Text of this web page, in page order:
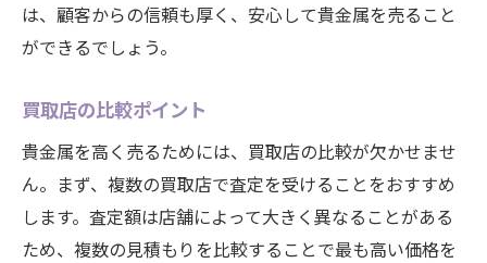
は、顧客からの信頼も厚く、安心して貴金属を売ること
ができるでしょう。
買取店の比較ポイント
貴金属を高く売るためには、買取店の比較が欠かせませ
ん。まず、複数の買取店で査定を受けることをおすすめ
します。査定額は店舗によって大きく異なることがある
ため、複数の見積もりを比較することで最も高い価格を